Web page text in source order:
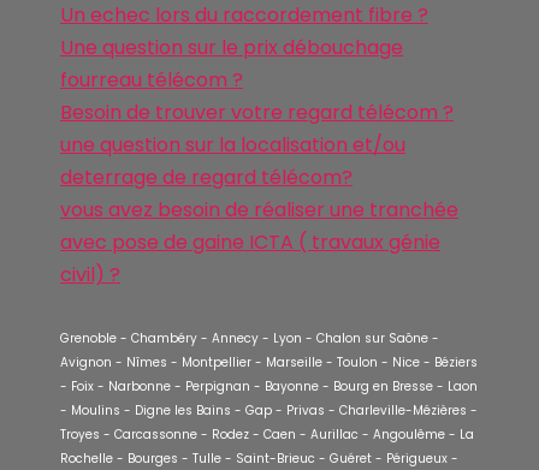
Un echec lors du raccordement fibre ?
Une question sur le prix débouchage
fourreau télécom ?
Besoin de trouver votre regard télécom ?
une question sur la localisation et/ou
deterrage de regard télécom?
vous avez besoin de réaliser une tranchée
avec pose de gaine ICTA ( travaux génie
civil) ?
Grenoble - Chambéry - Annecy - Lyon - Chalon sur Saône -
Avignon - Nîmes - Montpellier - Marseille - Toulon - Nice - Béziers
- Foix - Narbonne - Perpignan - Bayonne - Bourg en Bresse - Laon
- Moulins - Digne les Bains - Gap - Privas - Charleville-Mézières -
Troyes - Carcassonne - Rodez - Caen - Aurillac - Angoulême - La
Rochelle - Bourges - Tulle - Saint-Brieuc - Guéret - Périgueux -